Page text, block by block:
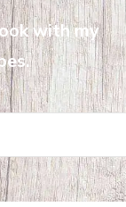
with my